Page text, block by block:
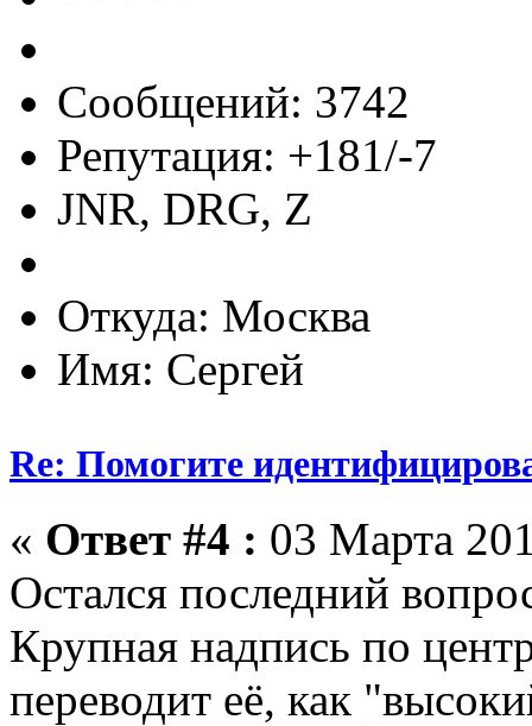
Сообщений: 3742
Репутация: +181/-7
JNR, DRG, Z
Откуда: Москва
Имя: Сергей
Re: Помогите
« Ответ #4 : 03 Марта
Остался последний
Крупная надпись по
переводит её, как